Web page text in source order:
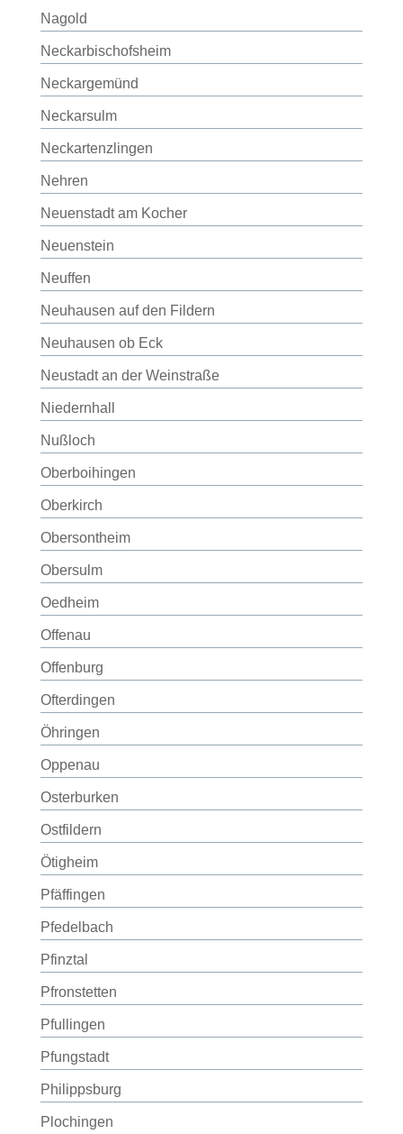
Nagold
Neckarbischofsheim
Neckargemünd
Neckarsulm
Neckartenzlingen
Nehren
Neuenstadt am Kocher
Neuenstein
Neuffen
Neuhausen auf den Fildern
Neuhausen ob Eck
Neustadt an der Weinstraße
Niedernhall
Nußloch
Oberboihingen
Oberkirch
Obersontheim
Obersulm
Oedheim
Offenau
Offenburg
Ofterdingen
Öhringen
Oppenau
Osterburken
Ostfildern
Ötigheim
Pfäffingen
Pfedelbach
Pfinztal
Pfronstetten
Pfullingen
Pfungstadt
Philippsburg
Plochingen